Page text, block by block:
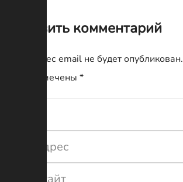
Оставить комментарий
Ваш адрес email не будет опубликован.
поля помечены *